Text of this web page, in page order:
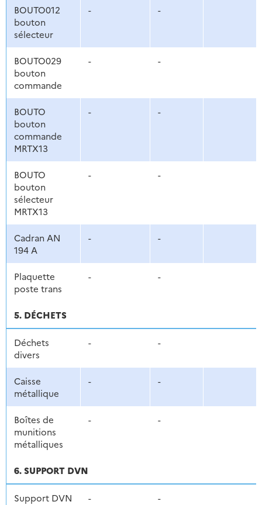
BOUTO012
bouton
sélecteur
- -
BOUTO029
bouton
commande
- -
BOUTO
bouton
commande
MRTX13
- -
BOUTO
bouton
sélecteur
MRTX13
- -
Cadran AN
194 A
- -
Plaquette
poste trans
- -
5. DÉCHETS
Déchets
divers
- -
Caisse
métallique
- -
Boîtes de
munitions
métalliques
- -
6. SUPPORT DVN
Support DVN - -